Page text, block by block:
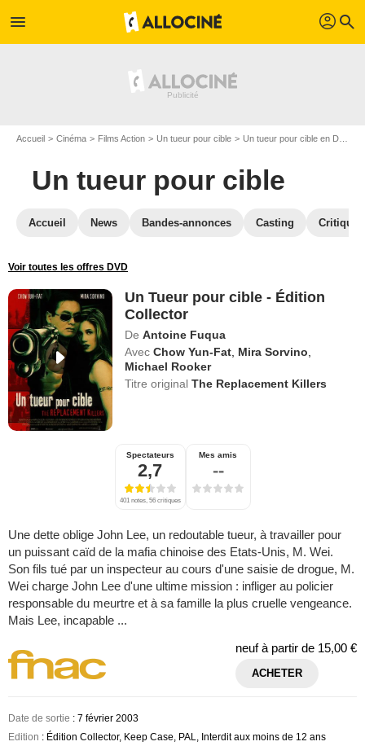
menu profil search
Accueil Cinéma Films Action Un tueur pour cible Un tueur pour cible en DVD
Un tueur pour cible
Accueil News Bandes-annonces Casting
Voir toutes les offres DVD
Un Tueur pour cible - Édition
Collector
De Antoine Fuqua
Avec Chow Yun-Fat Mira Sorvino
Michael Rooker
Titre originalThe Replacement Killers
Spectateurs
2,7
401 notes, 56 critiques
Mes amis
--
Une dette oblige John Lee, un redoutable tueur, à travailler pour
un puissant caïd de la mafia chinoise des Etats-Unis, M. Wei.
Son fils tué par un inspecteur au cours d'une saisie de drogue, M.
Wei charge John Lee d'une ultime mission : infliger au policier
responsable du meurtre et à sa famille la plus cruelle vengeance.
Mais Lee, incapable ...
neuf à partir de 15,00 €
ACHETER
Date de sortie : 7 février 2003
Edition : Édition Collector, Keep Case, PAL, Interdit aux moins de 12 ans